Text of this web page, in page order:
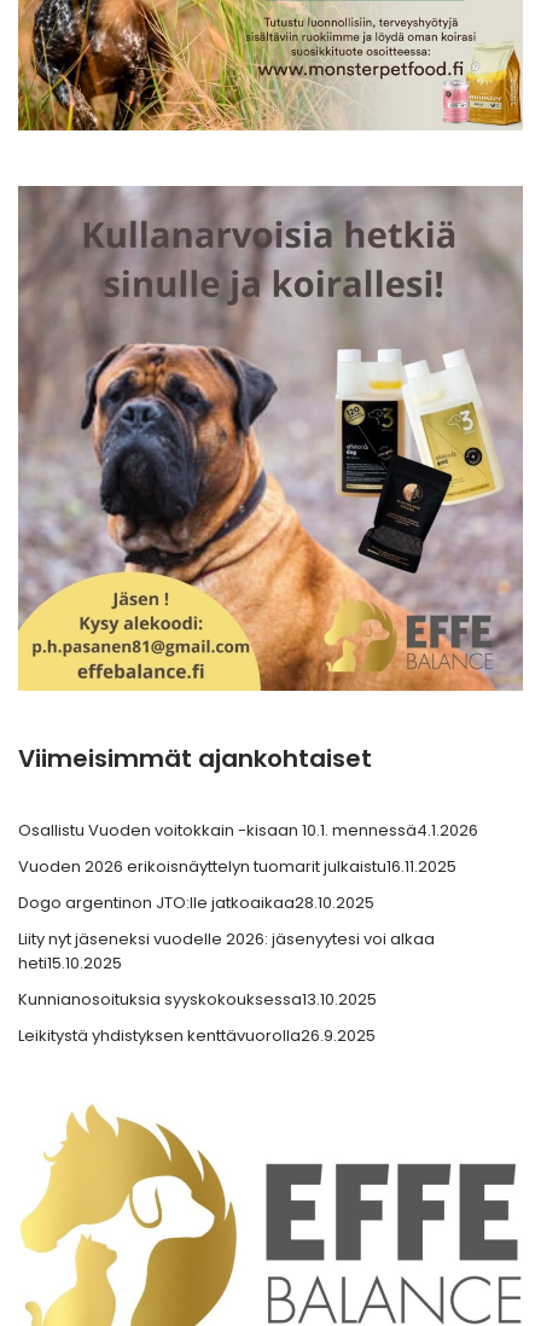
Viimeisimmät ajankohtaiset
Osallistu Vuoden voitokkain -kisaan 10.1. mennessä4.1.2026
Vuoden 2026 erikoisnäyttelyn tuomarit julkaistu16.11.2025
Dogo argentinon JTO:lle jatkoaikaa28.10.2025
Liity nyt jäseneksi vuodelle 2026: jäsenyytesi voi alkaa
heti15.10.2025
Kunnianosoituksia syyskokouksessa13.10.2025
Leikitystä yhdistyksen kenttävuorolla26.9.2025